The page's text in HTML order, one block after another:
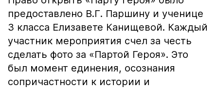
предоставлено В.Г. Паршину и ученице
3 класса Елизавете Канищевой. Каждый
участник мероприятия счел за честь
сделать фото за «Партой Героя». Это
был момент единения, осознания
сопричастности к истории и